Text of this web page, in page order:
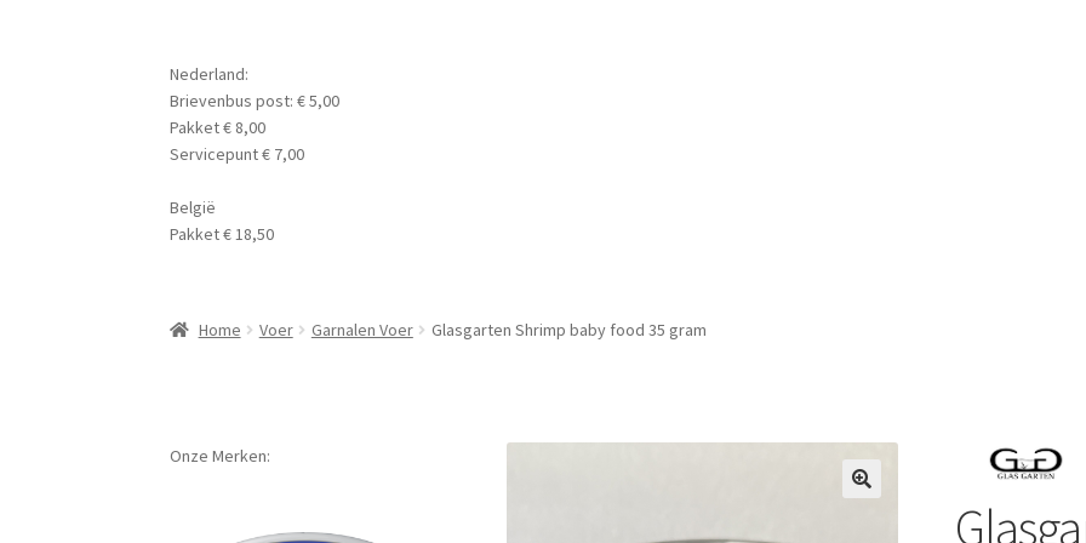
Nederland:
Brievenbus post: € 5,00
Pakket € 8,00
Servicepunt € 7,00
België
Pakket € 18,50
Home Voer Garnalen Voer Glasgarten Shrimp baby food 35 gram
Onze Merken: